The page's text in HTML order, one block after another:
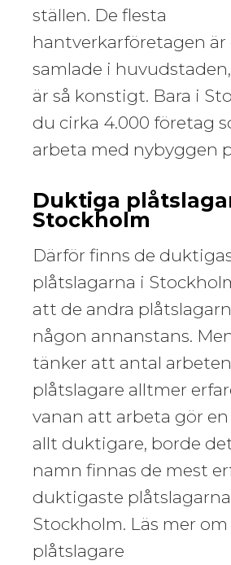
ställen. De flesta
hantverkarföretagen är
samlade i
är så konstigt. Bara i
du cirka 4.000 företag
arbeta med nybyggen
Duktiga
Stockholm
Därför finns de
plåtslagarna i
att de andra
någon annanstans.
tänker att antal
plåtslagare alltmer
vanan att arbeta gör
allt duktigare, borde
namn finnas de mest
duktigaste
Stockholm. Läs mer
plåtslagare